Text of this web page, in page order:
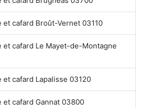
cafard Broût-Vernet 03110
et cafard Le Mayet-de-Montagne
cafard Lapalisse 03120
cafard Gannat 03800